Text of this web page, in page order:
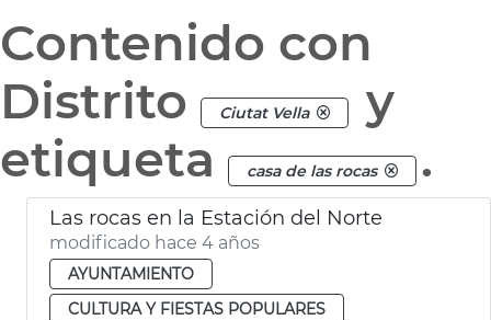
Contenido con
Distrito
Ciutat Vella
y
etiqueta
casa de las rocas .
Las rocas en la Estación del Norte
modificado hace 4 años
AYUNTAMIENTO
CULTURA Y FIESTAS POPULARES